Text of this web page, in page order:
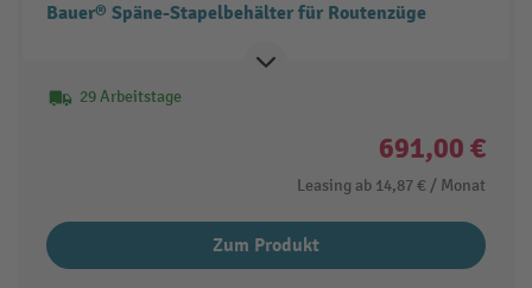
Bauer® Späne-Stapelbehälter für Routenzüge
29 Arbeitstage
691,00 €
Leasing ab 14,87 € / Monat
Zum Produkt